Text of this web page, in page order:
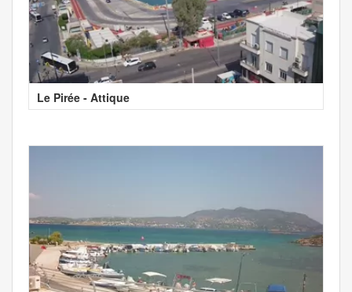
Le Pirée - Attique